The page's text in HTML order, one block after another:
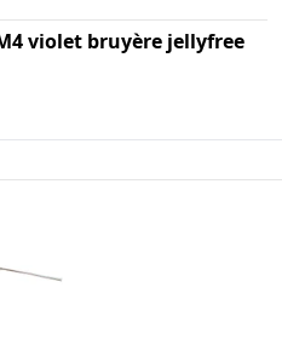
violet bruyère jellyfree